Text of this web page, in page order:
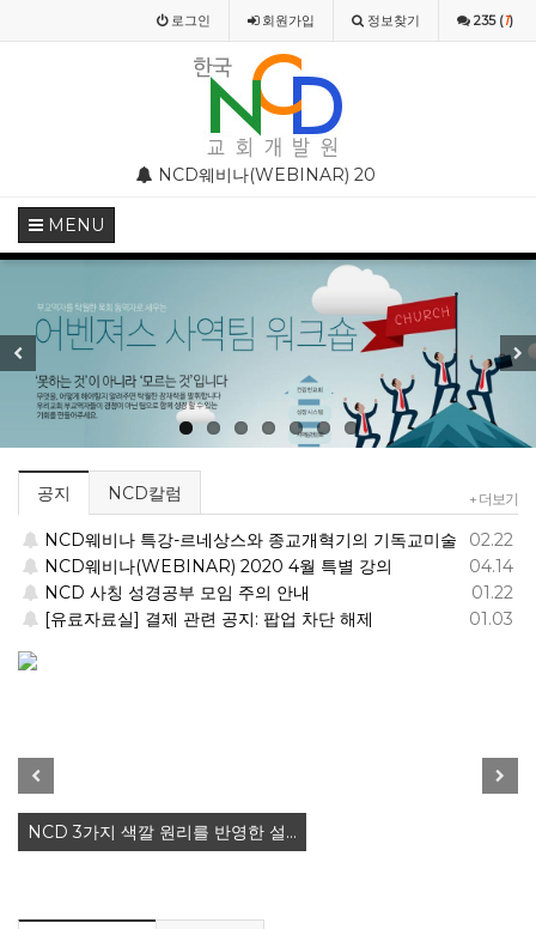
로그인 회원가입 정보찾기 235 (1)
NCD웨비나(WEBINAR) 2020 4월 특별 강의
MENU
Previous
공지 NCD칼럼 + 더보기
02.22
NCD웨비나 특강-르네상스와 종교개혁기의 기독교미술
04.14
NCD웨비나(WEBINAR) 2020 4월 특별 강의
01.22
NCD 사칭 성경공부 모임 주의 안내
01.03
[유료자료실] 결제 관련 공지: 팝업 차단 해제
기능적 조직, 살아있는 교회를 위한 …
NCD 3가지 색깔 원리를 반영한 설…
Previous